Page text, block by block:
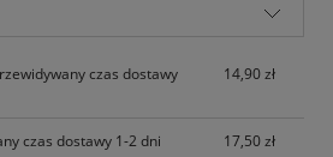
czas dostawy
14,90 zł
czas dostawy 1-2 dni
17,50 zł